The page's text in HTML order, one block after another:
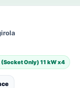
(Socket Only) 11 kW x4